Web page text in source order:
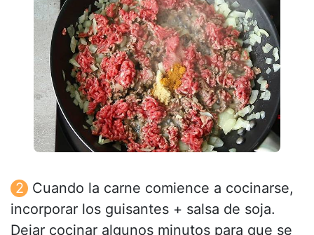
Cuando la carne comience a cocinarse,
incorporar los guisantes + salsa de soja.
Dejar cocinar algunos minutos para que se